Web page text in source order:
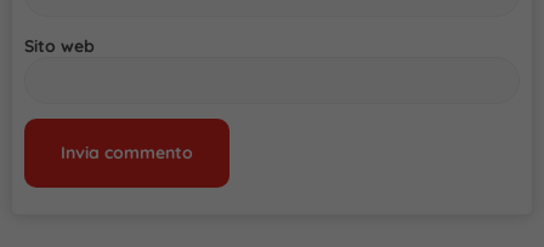
Sito web